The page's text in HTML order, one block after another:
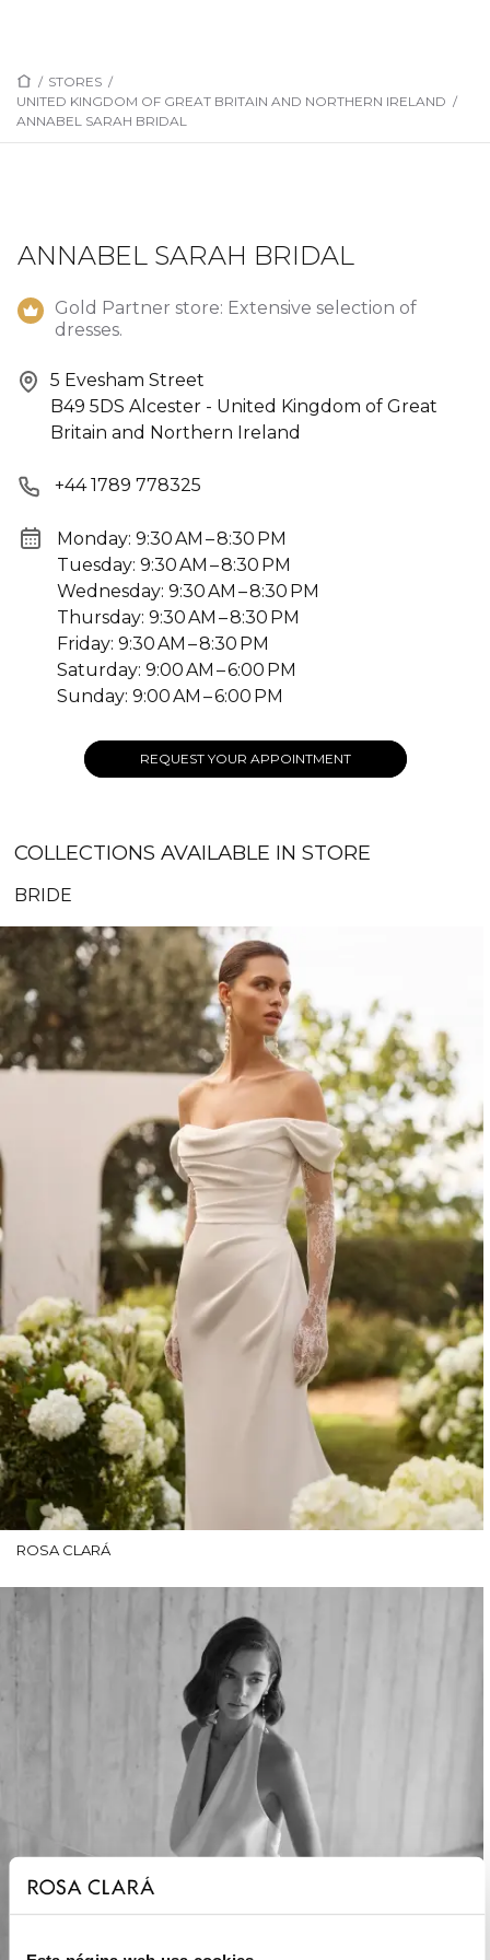
/ STORES /
UNITED KINGDOM OF GREAT BRITAIN AND NORTHERN IRELAND /
ANNABEL SARAH BRIDAL
ANNABEL SARAH BRIDAL
Gold Partner store: Extensive selection of
dresses.
5 Evesham Street
B49 5DS Alcester - United Kingdom of Great
Britain and Northern Ireland
+44 1789 778325
Monday: 9:30 AM – 8:30 PM
Tuesday: 9:30 AM – 8:30 PM
Wednesday: 9:30 AM – 8:30 PM
Thursday: 9:30 AM – 8:30 PM
Friday: 9:30 AM – 8:30 PM
Saturday: 9:00 AM – 6:00 PM
Sunday: 9:00 AM – 6:00 PM
REQUEST YOUR APPOINTMENT
COLLECTIONS AVAILABLE IN STORE
BRIDE
ROSA CLARÁ